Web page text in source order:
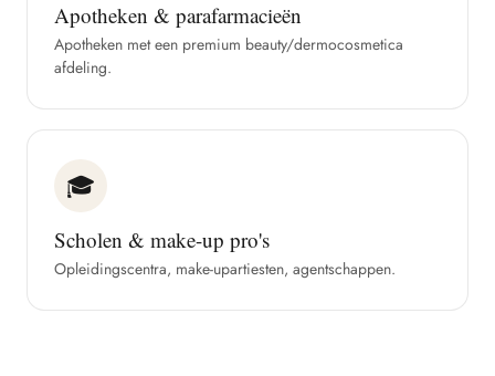
Apotheken & parafarmacieën
Apotheken met een premium beauty/dermocosmetica
afdeling.
🎓
Scholen & make-up pro's
Opleidingscentra, make-upartiesten, agentschappen.